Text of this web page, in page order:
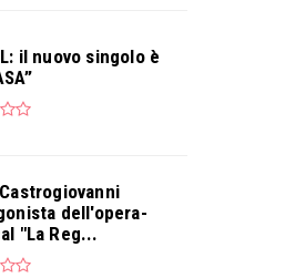
il nuovo singolo è
dell'opera-
"La Reg...